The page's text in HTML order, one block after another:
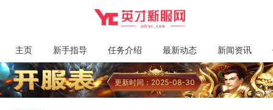
主页 新手指导 任务介绍 最新动态 新闻资讯
更新时间：2025-08-30